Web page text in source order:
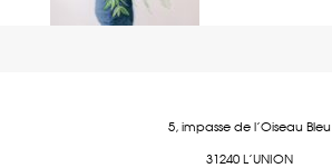
5, impasse de l'Oiseau Bleu
31240 L'UNION